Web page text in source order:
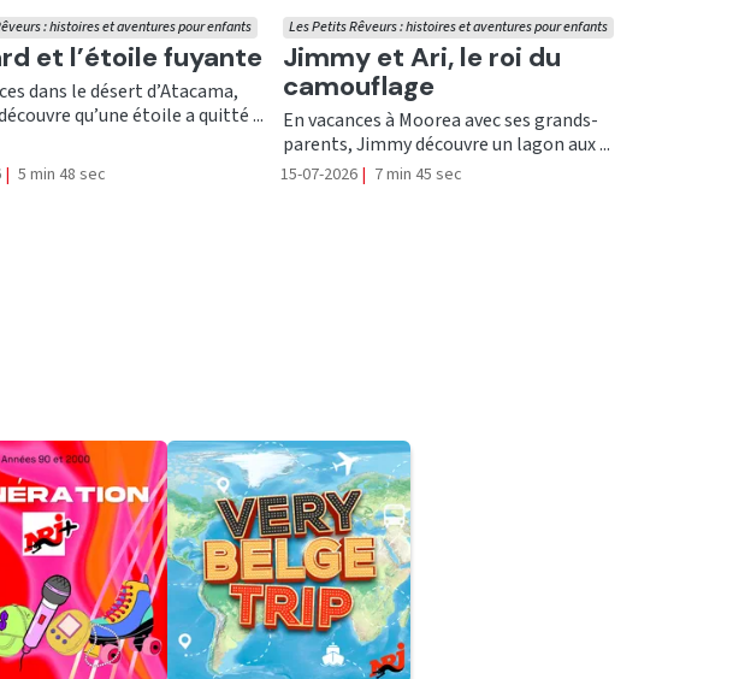
et l’étoile fuyante
: histoires et aventures pour enfants
dans le désert d’Atacama,
qu’une étoile a quitté ...
| 5 min 48 sec
Ecouter
Jimmy et Ari, le roi du
camouflage
Les Petits Rêveurs : histoires et aventures pour enfants
En vacances à Moorea avec ses grands-
parents, Jimmy découvre un lagon aux ...
15-07-2026 | 7 min 45 sec